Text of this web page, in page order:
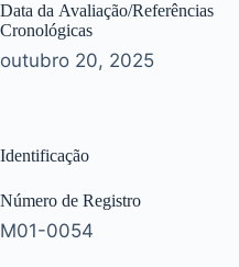
Data da Avaliação/Referências
Cronológicas
outubro 20, 2025
Identificação
Número de Registro
M01-0054